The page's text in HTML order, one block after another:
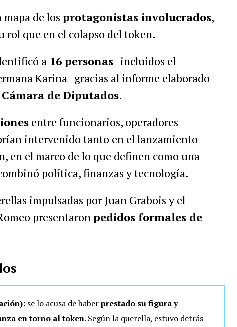
de los protagonistas involucrados,
rol que en el colapso del token.
a16 personas-incluidos el
Karina- gracias al informe elaborado
de Diputados.
entre funcionarios, operadores
intervenido tanto en el lanzamiento
en el marco de lo que definen como una
política, finanzas y tecnología.
impulsadas por Juan Grabois y el
presentaronpedidos formales de
se lo acusa de haberprestado su figura y
en torno al token. Según la querella, estuvo detrás